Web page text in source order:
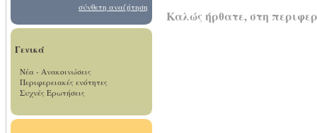
σύνθετη αναζήτηση
Γενικά
Νέα - Ανακοινώσεις
Περιφερειακές ενότητες
Συχνές Ερωτήσεις
Καλώς ήρθατε, στη